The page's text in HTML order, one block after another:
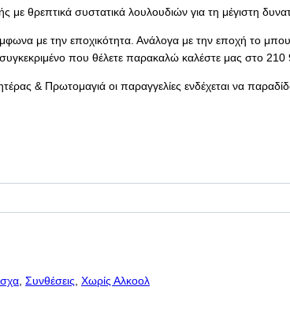
με θρεπτικά συστατικά λουλουδιών για τη μέγιστη
με την εποχικότητα. Ανάλογα με την εποχή το
που θέλετε παρακαλώ καλέστε μας στο
& Πρωτομαγιά οι παραγγελίες ενδέχεται να
, Συνθέσεις, Χωρίς Αλκοολ